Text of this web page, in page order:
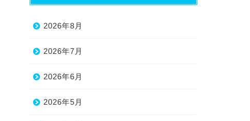
2026年8月
2026年7月
2026年6月
2026年5月